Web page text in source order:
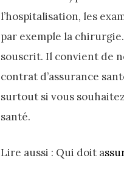
l’hospitalisation, les
par exemple la
souscrit. Il convient de
contrat d’assurance
surtout si vous
santé.
Lire aussi : Qui doit a